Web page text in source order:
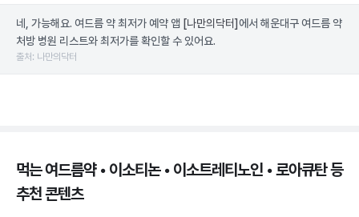
네, 가능해요. 여드름 약 최저가 예약 앱 [나만의닥터] 에서 해운대구 여드름 약
처방 병원 리스트와 최저가를 확인할 수 있어요.
출처: 나만의닥터
먹는 여드름약 • 이소티논 • 이소트레티노인 • 로아큐탄 등
추천 콘텐츠